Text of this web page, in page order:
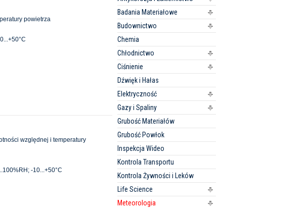
powietrza
względnej i temperatury
-10...+50°C
Badania Materiałowe
Budownictwo
Chemia
Chłodnictwo
Ciśnienie
Dźwięk i Hałas
Elektryczność
Gazy i Spaliny
Grubość Materiałów
Grubość Powłok
Inspekcja Wideo
Kontrola Transportu
Kontrola Żywności i Leków
Life Science
Meteorologia